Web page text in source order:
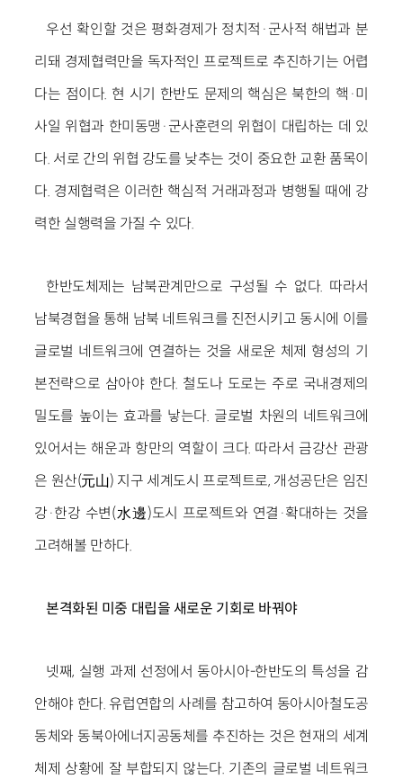
우선 확인할 것은 평화경제가 정치적·군사적 해법과 분
리돼 경제협력만을 독자적인 프로젝트로 추진하기는 어렵
다는 점이다. 현 시기 한반도 문제의 핵심은 북한의 핵·미
사일 위협과 한미동맹·군사훈련의 위협이 대립하는 데 있
다. 서로 간의 위협 강도를 낮추는 것이 중요한 교환 품목이
다. 경제협력은 이러한 핵심적 거래과정과 병행될 때에 강
력한 실행력을 가질 수 있다.
한반도체제는 남북관계만으로 구성될 수 없다. 따라서
남북경협을 통해 남북 네트워크를 진전시키고 동시에 이를
글로벌 네트워크에 연결하는 것을 새로운 체제 형성의 기
본전략으로 삼아야 한다. 철도나 도로는 주로 국내경제의
밀도를 높이는 효과를 낳는다. 글로벌 차원의 네트워크에
있어서는 해운과 항만의 역할이 크다. 따라서 금강산 관광
은 원산(元山) 지구 세계도시 프로젝트로, 개성공단은 임진
강·한강 수변(水邊)도시 프로젝트와 연결·확대하는 것을
고려해볼 만하다.
본격화된 미중 대립을 새로운 기회로 바꿔야
넷째, 실행 과제 선정에서 동아시아-한반도의 특성을 감
안해야 한다. 유럽연합의 사례를 참고하여 동아시아철도공
동체와 동북아에너지공동체를 추진하는 것은 현재의 세계
체제 상황에 잘 부합되지 않는다. 기존의 글로벌 네트워크